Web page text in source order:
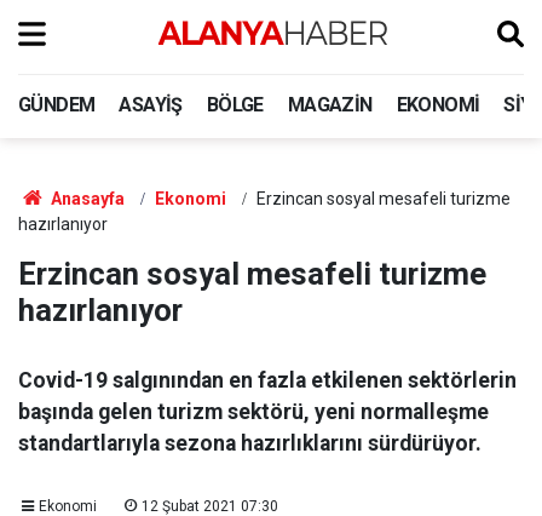
GÜNDEM ASAYIŞ BÖLGE MAGAZIN EKONOMI
Anasayfa Ekonomi
Erzincan sosyal mesafeli turizme
hazırlanıyor
Erzincan sosyal mesafeli turizme
hazırlanıyor
Covid-19 salgınından en fazla etkilenen sektörlerin
başında gelen turizm sektörü, yeni normalleşme
standartlarıyla sezona hazırlıklarını sürdürüyor.
Ekonomi 12 Şubat 2021 07:30